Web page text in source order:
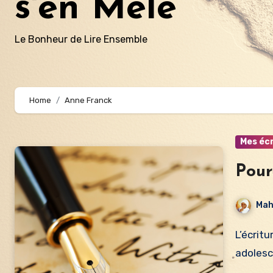
s'en Mêle
Le Bonheur de Lire Ensemble
Home Anne Franck
Mes
L’écriture comme exécutoire Je crois que j’écris depuis mon